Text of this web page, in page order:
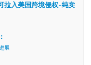
拉入美国跨境侵权-纯卖
展